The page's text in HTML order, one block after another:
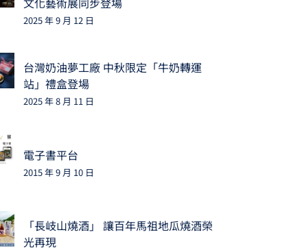
2025 年 9 月 12 日
台灣奶油夢工廠 中秋限定「牛奶轉運
站」禮盒登場
2025 年 8 月 11 日
電子書平台
2015 年 9 月 10 日
「長岐山燒酒」 讓百年馬祖地瓜燒酒榮
光再現